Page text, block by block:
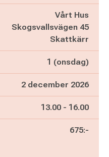
Vårt Hus
Skogsvallsvägen 45
Skattkärr
1 (onsdag)
2 december 2026
Pågår mellan
13.00 - och
16.00
675:-